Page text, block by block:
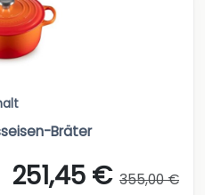
Bräter
251,45 € 355,00 €